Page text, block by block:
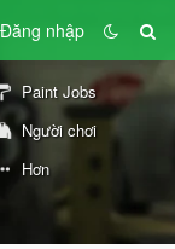
Đăng nhập
Paint Jobs
Người chơi
Hơn